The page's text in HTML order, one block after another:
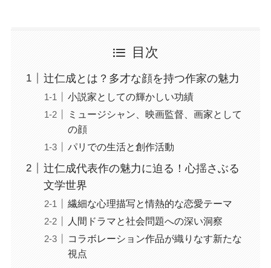
目次
辻仁成とは？多才な顔を持つ作家の魅力
小説家としての輝かしい功績
ミュージシャン、映画監督、画家として
の顔
パリでの生活と創作活動
辻仁成代表作の魅力に迫る！心揺さぶる
文学世界
繊細な心理描写と情熱的な恋愛テーマ
人間ドラマと社会問題への深い洞察
コラボレーション作品が織りなす新たな
視点